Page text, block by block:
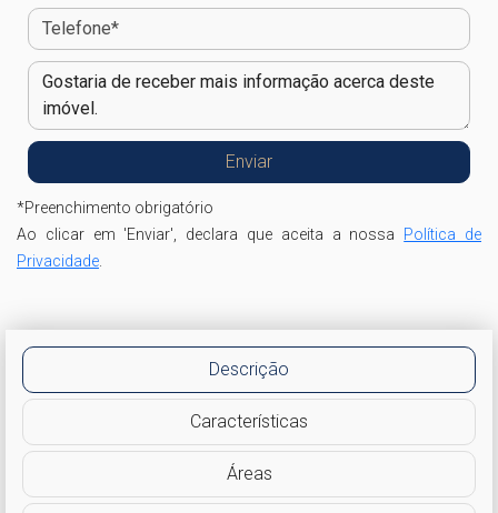
*Preenchimento obrigatório
Ao clicar em 'Enviar', declara que aceita a nossa Política de
Privacidade
Descrição
Características
Áreas